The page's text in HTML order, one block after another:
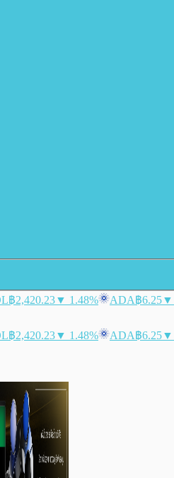
฿2,420.23▼ 1.48% ADA฿6.25▼
฿2,420.23▼ 1.48% ADA฿6.25▼